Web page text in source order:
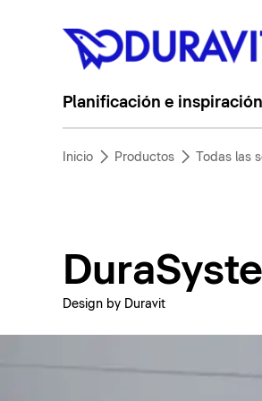
Planificación e inspiración
Inicio Productos Todas las
Design by Duravit